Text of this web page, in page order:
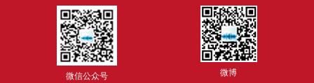
微信公众号 微博